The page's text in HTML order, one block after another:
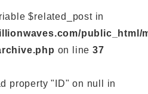
$related_post in
public_html/
on line37
property "ID" on null in